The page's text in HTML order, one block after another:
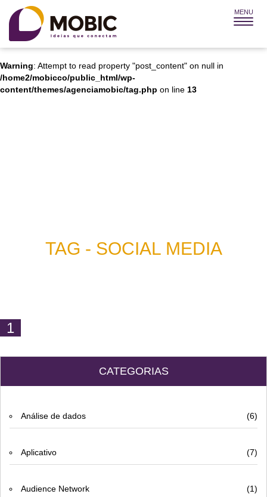
MENU
Warning
: Attempt to read property "post_title" on null in
/home2/mobicco/public_html/wp-
content/themes/agenciamobic/tag.php
Warning: Attempt to read property "post_content" on null in
/home2/mobicco/public_html/wp-
content/themes/agenciamobic/tag.php on line 13
TAG - SOCIAL MEDIA
1
CATEGORIAS
Análise de dados (6)
Aplicativo (7)
Audience Network (1)